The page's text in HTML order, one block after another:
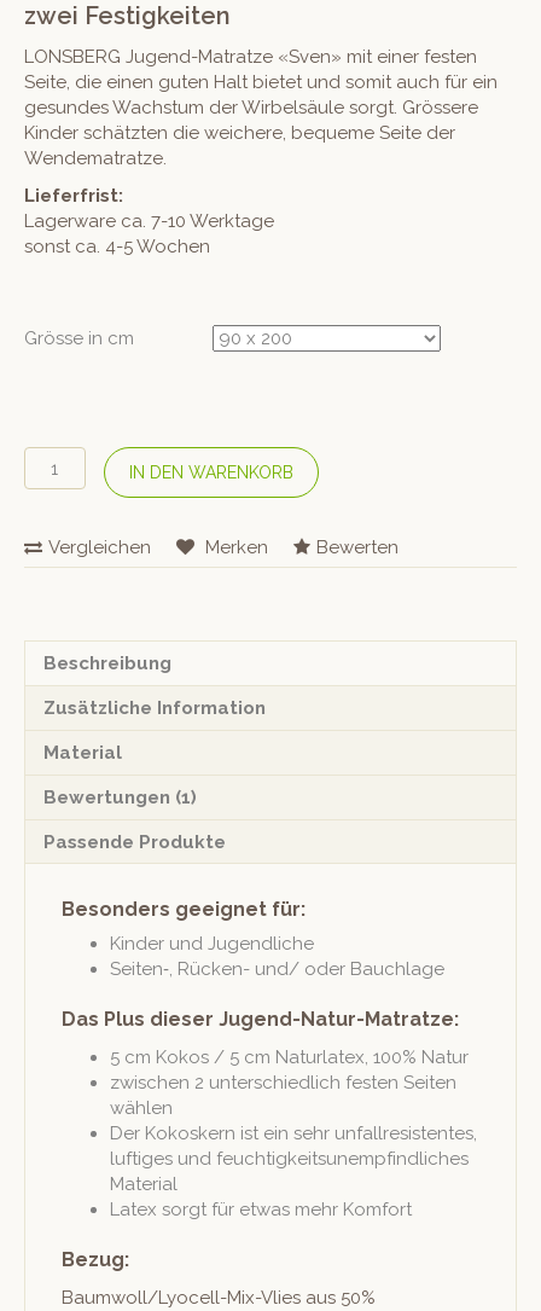
zwei Festigkeiten
LONSBERG Jugend-Matratze «Sven» mit einer festen
Seite, die einen guten Halt bietet und somit auch für ein
gesundes Wachstum der Wirbelsäule sorgt. Grössere
Kinder schätzten die weichere, bequeme Seite der
Wendematratze.
Lieferfrist:
Lagerware ca. 7-10 Werktage
sonst ca. 4-5 Wochen
Grösse in cm
LONSBERG
Jugend-
«Sven»
Menge
IN DEN WARENKORB
Vergleichen Merken Bewerten
Beschreibung
Zusätzliche Information
Material
Bewertungen (1)
Passende Produkte
Besonders geeignet für:
Kinder und Jugendliche
Seiten‑, Rück­en- und/ oder Bauchlage
Das Plus dieser Jugend-Natur-Matratze:
5 cm Kokos / 5 cm Naturla­tex, 100% Natur
zwis­chen 2 unter­schiedlich fes­ten Seit­en
wählen
Der Kokoskern ist ein sehr unfall­re­sistentes,
luftiges und feuchtigkeit­sunempfind­lich­es
Material
Latex sorgt für etwas mehr Komfort
Bezug:
Baum­wol­l/­Ly­ocell-Mix-Vlies aus 50%